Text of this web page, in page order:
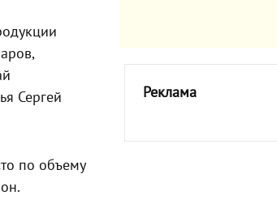
Сергей
по объему
Реклама